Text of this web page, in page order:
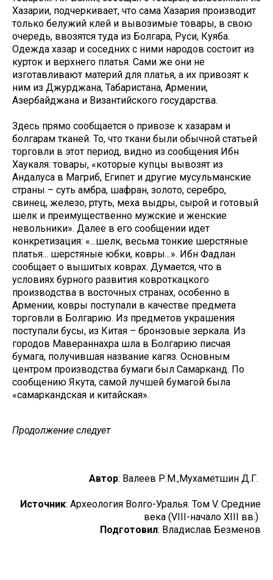
Хазарии, подчеркивает, что сама Хазария производит
только белужий клей и вывозимые товары, в свою
очередь, ввозятся туда из Болгара, Руси, Куяба.
Одежда хазар и соседних с ними народов состоит из
курток и верхнего платья. Сами же они не
изготавливают материй для платья, а их привозят к
ним из Джурджана, Табаристана, Армении,
Азербайджана и Византийского государства.
Здесь прямо сообщается о привозе к хазарам и
болгарам тканей. То, что ткани были обычной статьей
торговли в этот период, видно из сообщения Ибн
Хаукаля: товары, «которые купцы вывозят из
Андалуса в Магриб, Египет и другие мусульманские
страны – суть амбра, шафран, золото, серебро,
свинец, железо, ртуть, меха выдры, сырой и готовый
шелк и преимущественно мужские и женские
невольники». Далее в его сообщении идет
конкретизация: «...шелк, весьма тонкие шерстяные
платья... шерстяные юбки, ковры...». Ибн Фадлан
сообщает о вышитых коврах. Думается, что в
условиях бурного развития ковроткацкого
производства в восточных странах, особенно в
Армении, ковры поступали в качестве предмета
торговли в Болгарию. Из предметов украшения
поступали бусы, из Китая – бронзовые зеркала. Из
городов Мавераннахра шла в Болгарию писчая
бумага, получившая название кагяз. Основным
центром производства бумаги был Самарканд. По
сообщению Якута, самой лучшей бумагой была
«самаркандская и китайская».
Продолжение следует
Автор: Валеев Р.М.,Мухаметшин Д.Г.
Источник: Археология Волго-Уралья. Том V. Средние
века (VIII-начало XIII вв.)
Подготовил: Владислав Безменов